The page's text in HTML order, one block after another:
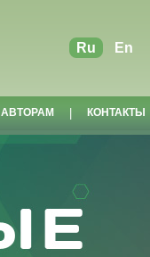
Ru En
АВТОРАМ КОНТАКТЫ